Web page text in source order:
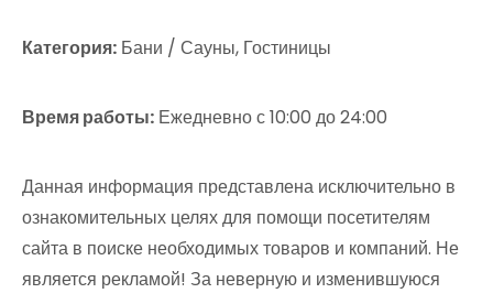
Категория: Бани / Сауны, Гостиницы
Время работы: Ежедневно с 10:00 до 24:00
Данная информация представлена исключительно в
ознакомительных целях для помощи посетителям
сайта в поиске необходимых товаров и компаний. Не
является рекламой! За неверную и изменившуюся